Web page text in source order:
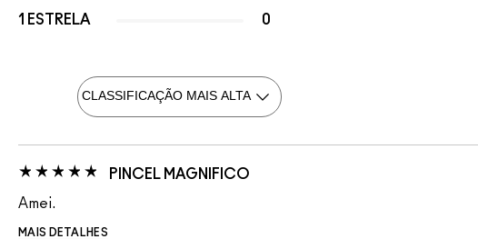
1 ESTRELA 0
PINCEL MAGNIFICO
Amei.
MAIS DETALHES